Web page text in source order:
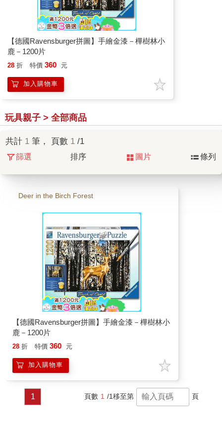
【德國Ravensburger拼圖】手繪金漆－樺樹林小
鹿－1200片
28 折 特價 360 元
加入購物車
玩具親子 > 全部商品
共計 1 筆， 頁數 1 /1
篩選 排序 圖片 條列
Deer in the Birch Forest
【德國Ravensburger拼圖】手繪金漆－樺樹林小
鹿－1200片
28 折 特價 360 元
加入購物車
1 頁數 1 /1移至第 頁